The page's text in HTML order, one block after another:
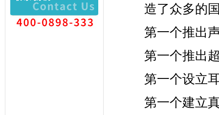
造了众多的
第一个推出
第一个推出
第一个设立
第一个建立